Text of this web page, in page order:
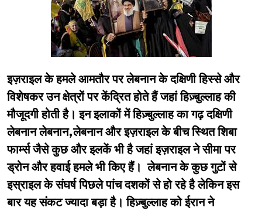
इज़राइल के हमले आमतौर पर लेबनान के दक्षिणी हिस्से और
विशेषकर उन क्षेत्रों पर केंद्रित होते हैं जहां हिज़्बुल्लाह की
मौजूदगी होती है। इन इलाकों में हिज़्बुल्लाह का गढ़ दक्षिणी
लेबनान लेबनान,लेबनान और इज़राइल के बीच स्थित शिबा
फार्म्स जैसे कुछ और इलकें भी है जहां इज़राइल ने सीमा पर
ड्रोन और हवाई हमले भी किए हैं। लेबनान के कुछ गुटों से
इस्राइल के संघर्ष पिछले पांच दशकों से हो रहे है लेकिन इस
बार यह संकट ज्यादा बड़ा है। हिज़्बुल्लाह को ईरान ने